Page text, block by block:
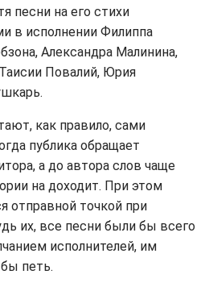
песни на его стихи
в исполнении Филиппа
Александра Малинина,
Повалий, Юрия
как правило, сами
публика обращает
а до автора слов чаще
на доходит. При этом
отправной точкой при
их, все песни были бы всего
исполнителей, им
петь.